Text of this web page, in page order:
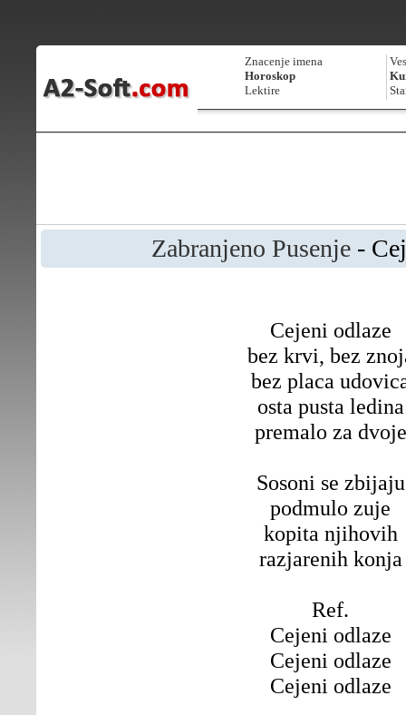
Znacenje imena
Horoskop
Lektire
Zabranjeno Pusenje -
Cejeni odlaze
bez krvi, bez
bez placa
osta pusta ledina
premalo za dvoje
Sosoni se zbijaju
podmulo zuje
kopita njihovih
razjarenih konja
Ref.
Cejeni odlaze
Cejeni odlaze
Cejeni odlaze